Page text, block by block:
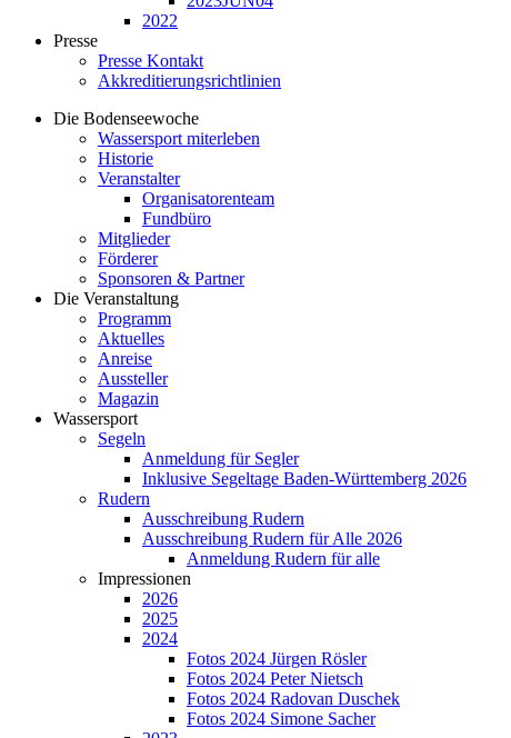
2022
Presse
Presse Kontakt
Akkreditierungsrichtlinien
Die Bodenseewoche
Wassersport miterleben
Historie
Veranstalter
Organisatorenteam
Fundbüro
Mitglieder
Förderer
Sponsoren & Partner
Die Veranstaltung
Programm
Aktuelles
Anreise
Aussteller
Magazin
Wassersport
Segeln
Anmeldung für Segler​
Inklusive Segeltage Baden-Württemberg 2026
Rudern
Ausschreibung Rudern
Ausschreibung Rudern für Alle 2026
Anmeldung Rudern für alle
Impressionen
2026
2025
2024
Fotos 2024 Jürgen Rösler
Fotos 2024 Peter Nietsch
Fotos 2024 Radovan Duschek
Fotos 2024 Simone Sacher